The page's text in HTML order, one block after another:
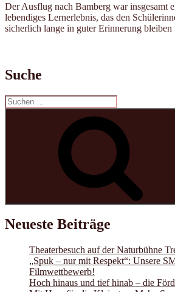
Der Ausflug nach Bamberg war insgesamt
lebendiges Lernerlebnis, das den
sicherlich lange in guter Erinnerung bleiben
Suche
Suchen
nach:
Neueste Beiträge
Theaterbesuch auf der Naturbühne
„Spuk – nur mit Respekt“: Unsere
Filmwettbewerb!
Hoch hinaus und tief hinab – die